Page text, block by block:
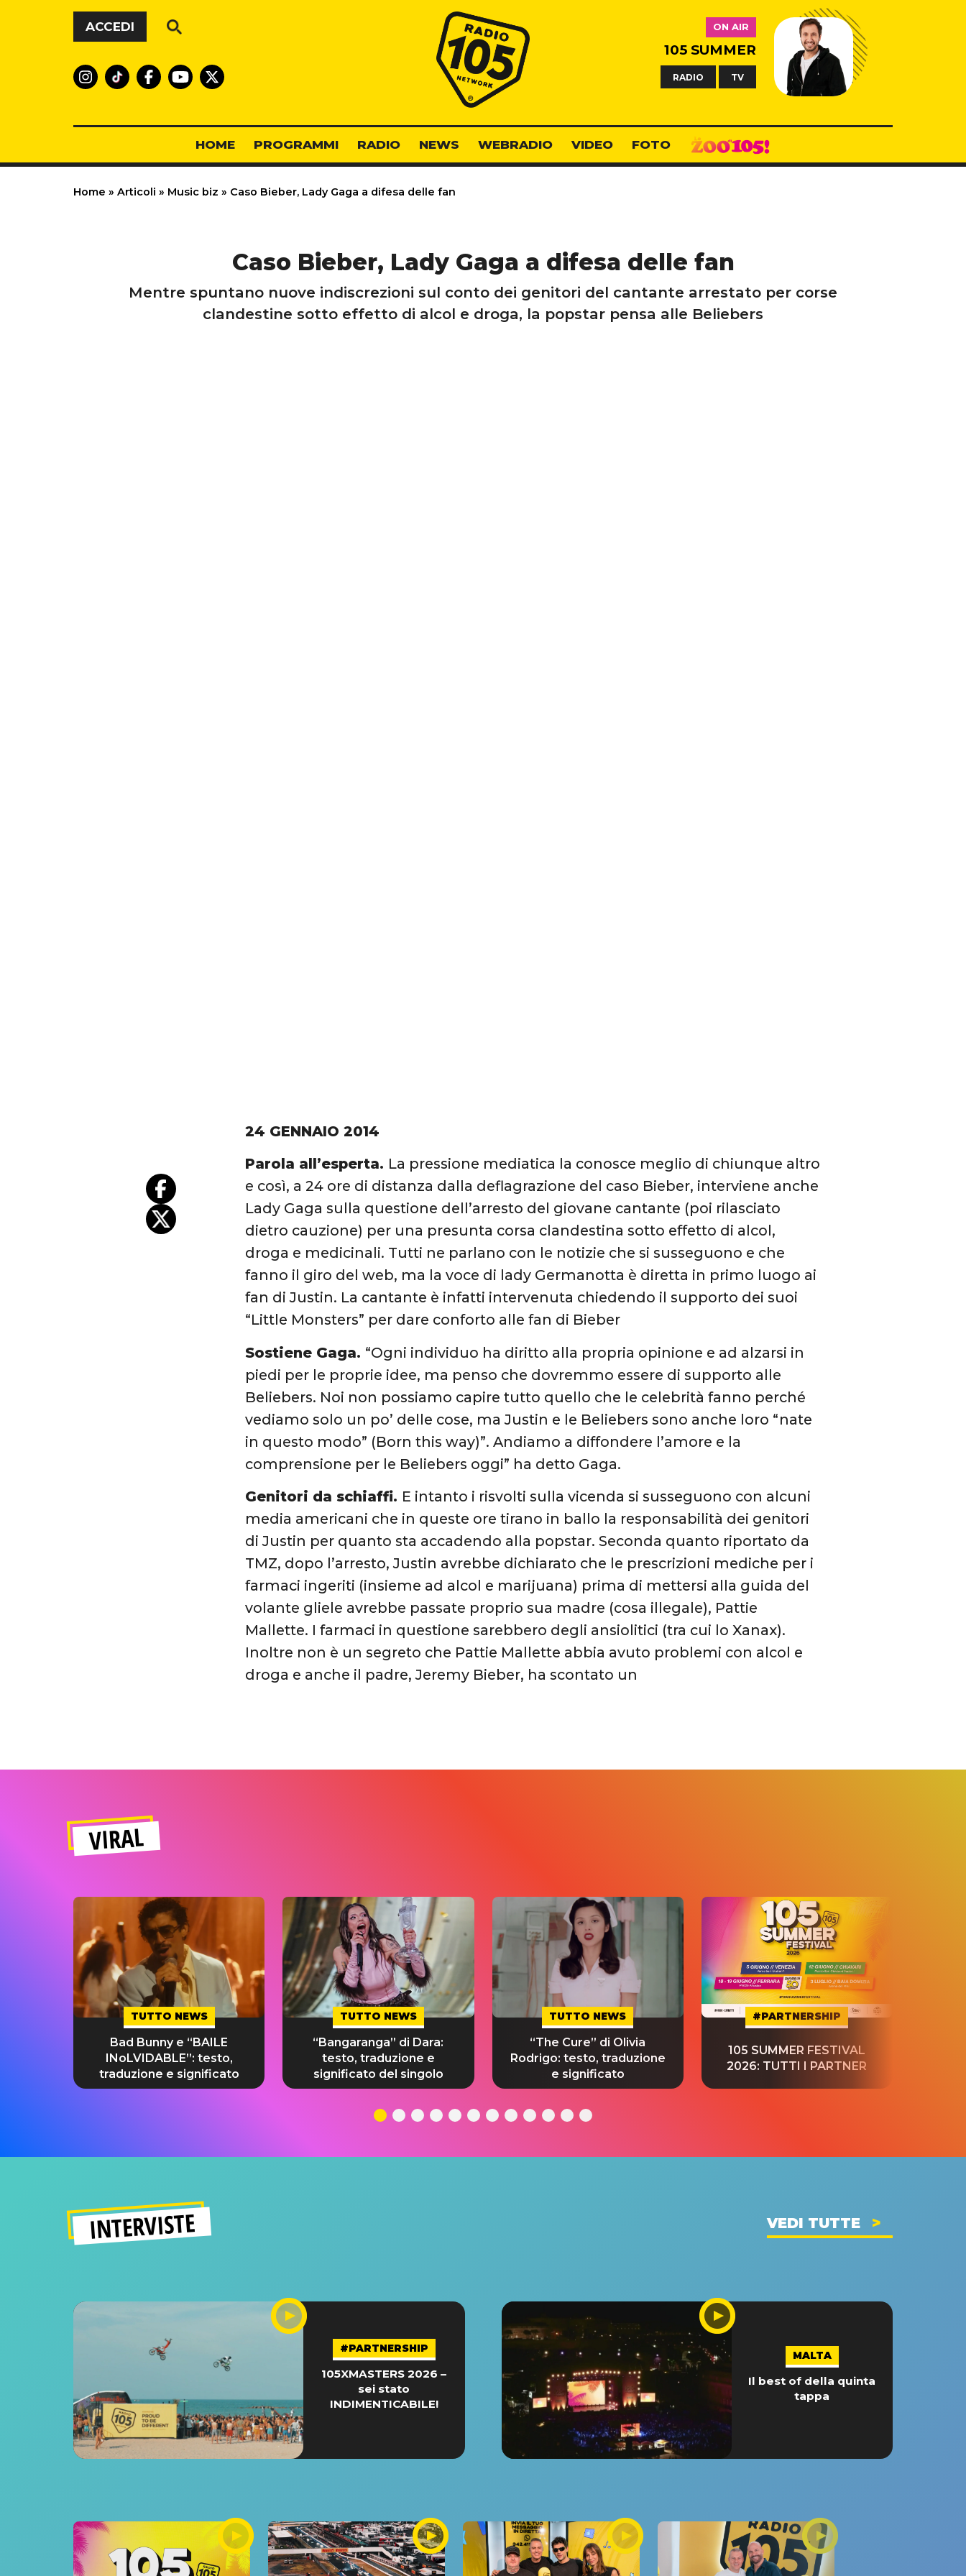
Vai al contenuto
ACCEDI
Radio 105
ON AIR
105 SUMMER
RADIO TV
HOME PROGRAMMI RADIO NEWS WEBRADIO VIDEO FOTO
Home » Articoli » Music biz » Caso Bieber, Lady Gaga a difesa delle fan
Caso Bieber, Lady Gaga a difesa delle fan
Mentre spuntano nuove indiscrezioni sul conto dei genitori del cantante arrestato per corse
clandestine sotto effetto di alcol e droga, la popstar pensa alle Beliebers
24 GENNAIO 2014
Parola all’esperta. La pressione mediatica la conosce meglio di chiunque altro
e così, a 24 ore di distanza dalla deflagrazione del caso Bieber, interviene anche
Lady Gaga sulla questione dell’arresto del giovane cantante (poi rilasciato
dietro cauzione) per una presunta corsa clandestina sotto effetto di alcol,
droga e medicinali. Tutti ne parlano con le notizie che si susseguono e che
fanno il giro del web, ma la voce di lady Germanotta è diretta in primo luogo ai
fan di Justin. La cantante è infatti intervenuta chiedendo il supporto dei suoi
“Little Monsters” per dare conforto alle fan di Bieber
Sostiene Gaga. “Ogni individuo ha diritto alla propria opinione e ad alzarsi in
piedi per le proprie idee, ma penso che dovremmo essere di supporto alle
Beliebers. Noi non possiamo capire tutto quello che le celebrità fanno perché
vediamo solo un po’ delle cose, ma Justin e le Beliebers sono anche loro “nate
in questo modo” (Born this way)”. Andiamo a diffondere l’amore e la
comprensione per le Beliebers oggi” ha detto Gaga.
Genitori da schiaffi. E intanto i risvolti sulla vicenda si susseguono con alcuni
media americani che in queste ore tirano in ballo la responsabilità dei genitori
di Justin per quanto sta accadendo alla popstar. Seconda quanto riportato da
TMZ, dopo l’arresto, Justin avrebbe dichiarato che le prescrizioni mediche per i
farmaci ingeriti (insieme ad alcol e marijuana) prima di mettersi alla guida del
volante gliele avrebbe passate proprio sua madre (cosa illegale), Pattie
Mallette. I farmaci in questione sarebbero degli ansiolitici (tra cui lo Xanax).
Inoltre non è un segreto che Pattie Mallette abbia avuto problemi con alcol e
droga e anche il padre, Jeremy Bieber, ha scontato un
VIRAL
TUTTO NEWS
Bad Bunny e “BAILE
INoLVIDABLE”: testo,
traduzione e significato
TUTTO NEWS
“Bangaranga” di Dara:
testo, traduzione e
significato del singolo
TUTTO NEWS
“The Cure” di Olivia
Rodrigo: testo, traduzione
e significato
#PARTNERSHIP
105 SUMMER FESTIVAL
2026: TUTTI I PARTNER
INTERVISTE VEDI TUTTE
#PARTNERSHIP
105XMASTERS 2026 –
sei stato
INDIMENTICABILE!
MALTA
Il best of della quinta
tappa